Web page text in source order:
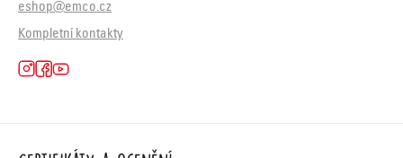
eshop@emco.cz
Kompletní kontakty